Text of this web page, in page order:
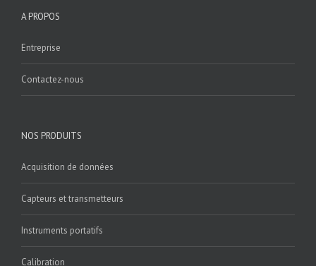
A PROPOS
Entreprise
Contactez-nous
NOS PRODUITS
Acquisition de données
Capteurs et transmetteurs
Instruments portatifs
Calibration